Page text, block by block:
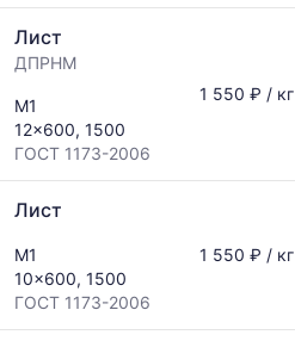
за
последний
Статистика
рассчитывается
по
актуальным
предложениям
обновляется
по
мере
обновления
ГОСТ,
размеров
по
запросу
Лист
ДПРНМ
М1
12x600, 1500
ГОСТ 1173-2006
1 550 ₽ / кг
Лист
М1
10x600, 1500
ГОСТ 1173-2006
1 550 ₽ / кг